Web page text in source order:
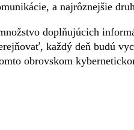
a najrôznejšie
doplňujúcich
každý deň budú
obrovskom